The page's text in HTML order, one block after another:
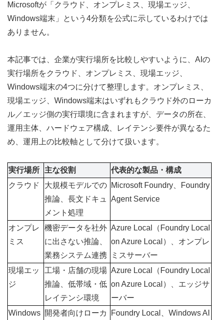
Microsoftが「クラウド、オンプレミス、現場エッジ、
Windows端末」という4分類を公式に示しているわけでは
ありません。
本記事では、企業が実行場所を比較しやすいように、AIの
実行場所をクラウド、オンプレミス、現場エッジ、
Windows端末の4つに分けて整理します。オンプレミス、
現場エッジ、Windows端末はいずれもクラウド外のローカ
ル／エッジ側の実行環境に含まれますが、データの所在、
運用主体、ハードウェア構成、レイテンシ要件が異なるた
め、運用上の比較軸として分けて扱います。
実行場所 主な役割
代表的な製品・構成
クラウド
大規模モデルでの
推論、長文ドキュ
メント処理
Microsoft Foundry、Foundry
Agent Service
オンプレ
ミス
機密データを社外
に出さない推論、
業務システム連携
Azure Local（Foundry Local
on Azure Local）、オンプレ
ミスサーバー
現場エッ
ジ
工場・店舗の現場
推論、低帯域・低
レイテンシ環境
Azure Local（Foundry Local
on Azure Local）、エッジサ
ーバー
Windows 開発者向けローカ
Foundry Local、Windows AI